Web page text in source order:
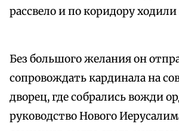
рассвело и по коридору
Без большого желания он
сопровождать кардинала на
дворец, где собрались вожди
руководство Нового